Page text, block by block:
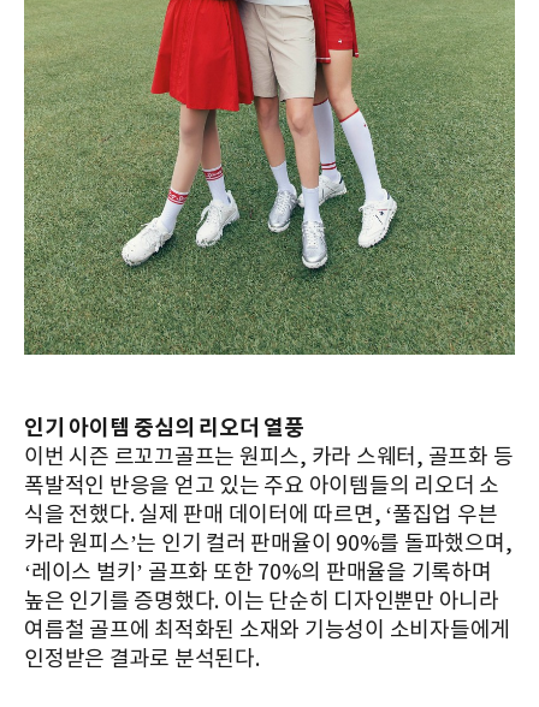
인기 아이템 중심의 리오더 열풍
이번 시즌 르꼬끄골프는 원피스, 카라 스웨터, 골프화 등
폭발적인 반응을 얻고 있는 주요 아이템들의 리오더 소
식을 전했다. 실제 판매 데이터에 따르면, ‘풀집업 우븐
카라 원피스’는 인기 컬러 판매율이 90%를 돌파했으며,
‘레이스 벌키’ 골프화 또한 70%의 판매율을 기록하며
높은 인기를 증명했다. 이는 단순히 디자인뿐만 아니라
여름철 골프에 최적화된 소재와 기능성이 소비자들에게
인정받은 결과로 분석된다.